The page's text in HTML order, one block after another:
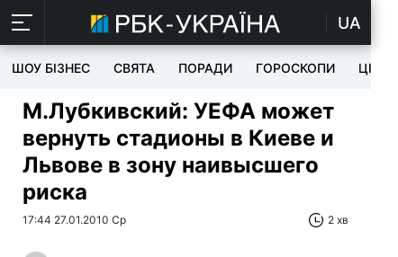
UA
ШОУ БІЗНЕС СВЯТА ПОРАДИ ГОРОСКОПИ ЦІКАВЕ
М.Лубкивский: УЕФА может
вернуть стадионы в Киеве и
Львове в зону наивысшего
риска
17:44 27.01.2010 Ср 2 хв